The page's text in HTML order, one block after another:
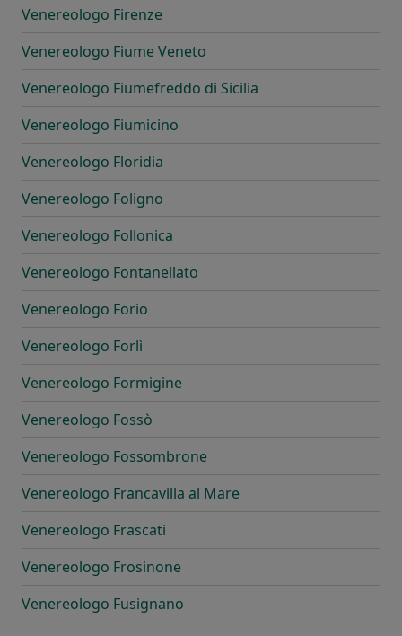
Venereologo Firenze
Venereologo Fiume Veneto
Venereologo Fiumefreddo di Sicilia
Venereologo Fiumicino
Venereologo Floridia
Venereologo Foligno
Venereologo Follonica
Venereologo Fontanellato
Venereologo Forio
Venereologo Forlì
Venereologo Formigine
Venereologo Fossò
Venereologo Fossombrone
Venereologo Francavilla al Mare
Venereologo Frascati
Venereologo Frosinone
Venereologo Fusignano